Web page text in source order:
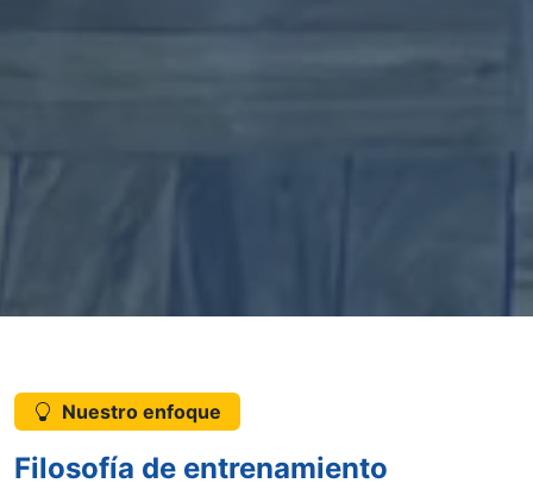
Nuestro enfoque
Filosofía de entrenamiento